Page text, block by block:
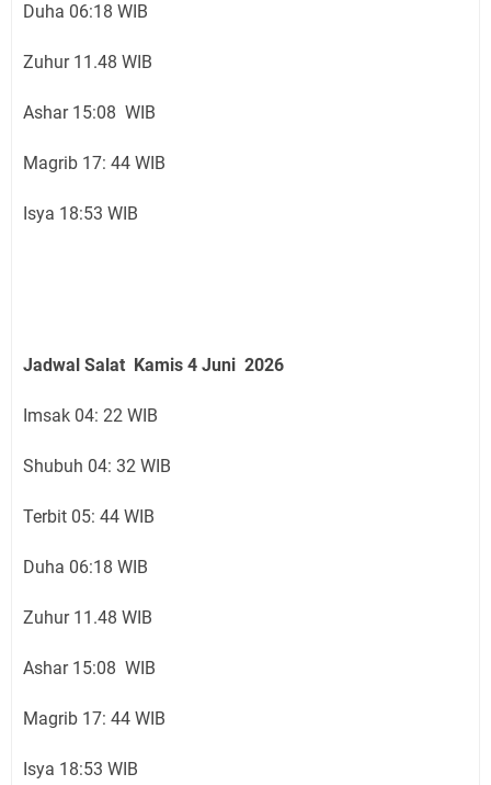
Duha 06:18 WIB
Zuhur 11.48 WIB
Ashar 15:08 WIB
Magrib 17: 44 WIB
Isya 18:53 WIB
Jadwal Salat Kamis 4 Juni 2026
Imsak 04: 22 WIB
Shubuh 04: 32 WIB
Terbit 05: 44 WIB
Duha 06:18 WIB
Zuhur 11.48 WIB
Ashar 15:08 WIB
Magrib 17: 44 WIB
Isya 18:53 WIB